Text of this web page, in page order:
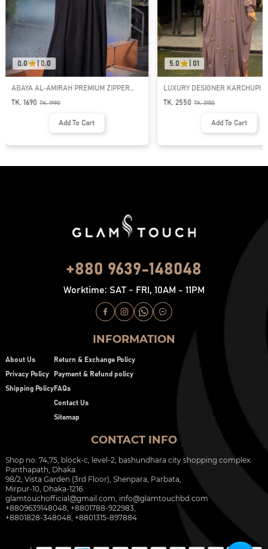
0.0 | 0.0
ABAYA AL‑AMIRAH PREMIUM ZIPPER
NECK ABAYA
TK. 1690 TK.1990
Add To Cart
5.0 01
LUXURY DESIGNER KARCHUPI
ABAYA | GT-1692
TK. 2550 TK.3150
Add To Cart
+880 9639-148048
Worktime: SAT - FRI, 10AM - 11PM
INFORMATION
About Us
Privacy Policy
Shipping Policy
Return & Exchange Policy
Payment & Refund policy
FAQs
Contact Us
Sitemap
CONTACT INFO
Shop no: 74,75, block-c, level-2, bashundhara city shopping complex.
Panthapath, Dhaka.
98/2, Vista Garden (3rd Floor), Shenpara, Parbata,
Mirpur-10, Dhaka-1216.
glamtouchofficial@gmail.com info@glamtouchbd.com
+8809639148048, +8801788-922983,
+8801828-348048, +8801315-897884